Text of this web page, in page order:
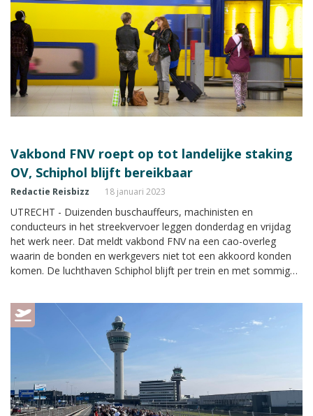
Vakbond FNV roept op tot landelijke staking
OV, Schiphol blijft bereikbaar
Redactie Reisbizz 18 januari 2023
UTRECHT - Duizenden buschauffeurs, machinisten en
conducteurs in het streekvervoer leggen donderdag en vrijdag
het werk neer. Dat meldt vakbond FNV na een cao-overleg
waarin de bonden en werkgevers niet tot een akkoord konden
komen. De luchthaven Schiphol blijft per trein en met sommige